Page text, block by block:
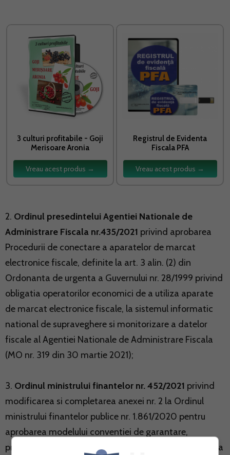
3 culturi profitabile - Goji
Merisoare Aronia
Vreau acest produs →
Registrul de Evidenta
Fiscala PFA
Vreau acest produs →
2. Ordinul presedintelui Agentiei Nationale de
Administrare Fiscala nr.435/2021 privind aprobarea
Procedurii de conectare a aparatelor de marcat
electronice fiscale, definite la art. 3 alin. (2) din
Ordonanta de urgenta a Guvernului nr. 28/1999 privind
obligatia operatorilor economici de a utiliza aparate
de marcat electronice fiscale, la sistemul informatic
national de supraveghere si monitorizare a datelor
fiscale al Agentiei Nationale de Administrare Fiscala
(MO nr. 319 din 30 martie 2021);
3. Ordinul ministrului finantelor nr. 452/2021 privind
modificarea si completarea anexei nr. 2 la Ordinul
ministrului finantelor publice nr. 1.861/2020 pentru
aprobarea modelului conventiei de garantare,
prevazuta la art. 5 alin. (2) din Ordonanta de urgenta a